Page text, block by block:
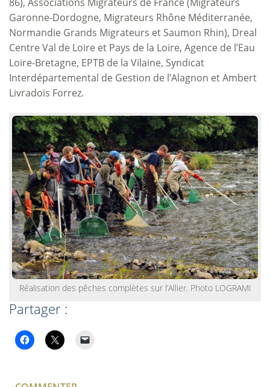
Garonne-Dordogne, Migrateurs Rhône Méditerranée,
Normandie Grands Migrateurs et Saumon Rhin), Dreal
Centre Val de Loire et Pays de la Loire, Agence de l’Eau
Loire-Bretagne, EPTB de la Vilaine, Syndicat
Interdépartemental de Gestion de l’Alagnon et Ambert
Livradois Forrez.
Réalisation des pêches complètes sur l’Allier. Photo LOGRAMI
Partager :